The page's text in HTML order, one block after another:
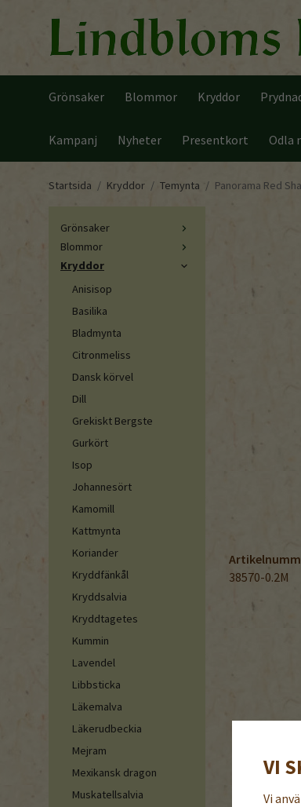
Grönsaker Blommor Kryddor
Kampanj Nyheter Presentkort Odla
Startsida / Kryddor / Temynta / Panorama Red
Grönsaker
Blommor
Kryddor
Anisisop
Basilika
Bladmynta
Citronmeliss
Dansk körvel
Dill
Grekiskt Bergste
Gurkört
Isop
Johannesört
Kamomill
Kattmynta
Koriander
Kryddfänkål
Kryddsalvia
Kryddtagetes
Kummin
Lavendel
Libbsticka
Läkemalva
Läkerudbeckia
Mejram
Mexikansk dragon
Muskatellsalvia
38570-0.2M
VI
Vi